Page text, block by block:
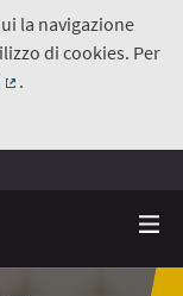
la navigazione
di cookies. Per
.